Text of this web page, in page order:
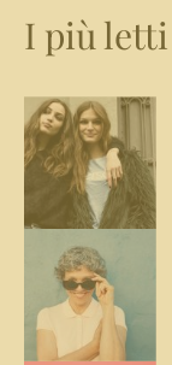
I più letti